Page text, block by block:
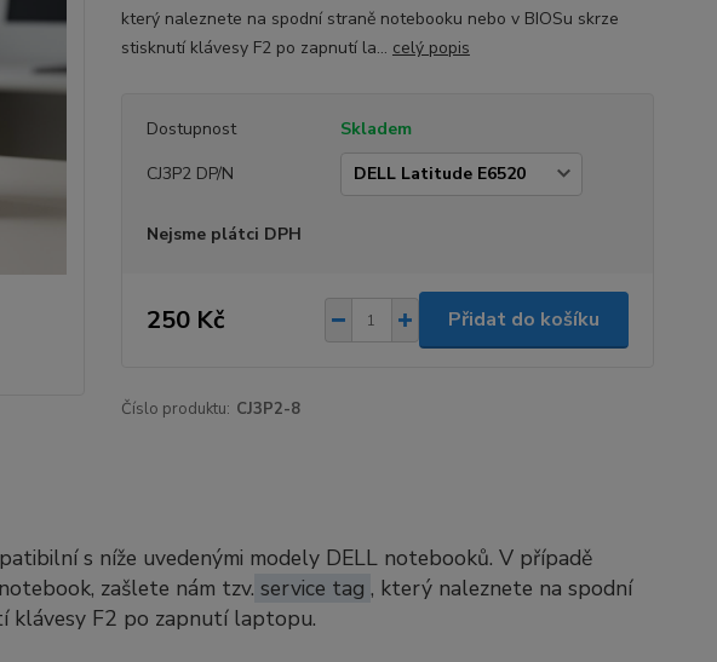
který naleznete na spodní straně notebooku nebo v BIOSu skrze
stisknutí klávesy F2 po zapnutí la... celý popis
Dostupnost
Skladem
CJ3P2 DP/N
Nejsme plátci DPH
250 Kč Přidat do košíku
Číslo produktu: CJ3P2-8
s níže uvedenými modely DELL notebooků. V případě
zašlete nám tzv. service tag , který naleznete na spodní
klávesy F2 po zapnutí laptopu.